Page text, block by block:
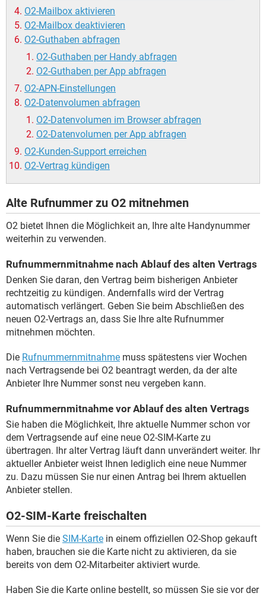
O2-Mailbox aktivieren
O2-Mailbox deaktivieren
O2-Guthaben abfragen
O2-Guthaben per Handy abfragen
O2-Guthaben per App abfragen
O2-APN-Einstellungen
O2-Datenvolumen abfragen
O2-Datenvolumen im Browser abfragen
O2-Datenvolumen per App abfragen
O2-Kunden-Support erreichen
O2-Vertrag kündigen
Alte Rufnummer zu O2 mitnehmen
O2 bietet Ihnen die Möglichkeit an, Ihre alte Handynummer
weiterhin zu verwenden.
Rufnummernmitnahme nach Ablauf des alten Vertrags
Denken Sie daran, den Vertrag beim bisherigen Anbieter
rechtzeitig zu kündigen. Andernfalls wird der Vertrag
automatisch verlängert. Geben Sie beim Abschließen des
neuen O2-Vertrags an, dass Sie Ihre alte Rufnummer
mitnehmen möchten.
Die Rufnummernmitnahme muss spätestens vier Wochen
nach Vertragsende bei O2 beantragt werden, da der alte
Anbieter Ihre Nummer sonst neu vergeben kann.
Rufnummernmitnahme vor Ablauf des alten Vertrags
Sie haben die Möglichkeit, Ihre aktuelle Nummer schon vor
dem Vertragsende auf eine neue O2-SIM-Karte zu
übertragen. Ihr alter Vertrag läuft dann unverändert weiter. Ihr
aktueller Anbieter weist Ihnen lediglich eine neue Nummer
zu. Dazu müssen Sie nur einen Antrag bei Ihrem aktuellen
Anbieter stellen.
O2-SIM-Karte freischalten
Wenn Sie die SIM-Karte in einem offiziellen O2-Shop gekauft
haben, brauchen sie die Karte nicht zu aktivieren, da sie
bereits von dem O2-Mitarbeiter aktiviert wurde.
Haben Sie die Karte online bestellt, so müssen Sie sie vor der